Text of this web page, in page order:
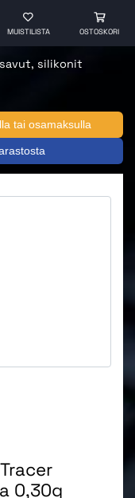
MUISTILISTA OSTOSKORI
silikonit
tai osamaksulla
0,30g